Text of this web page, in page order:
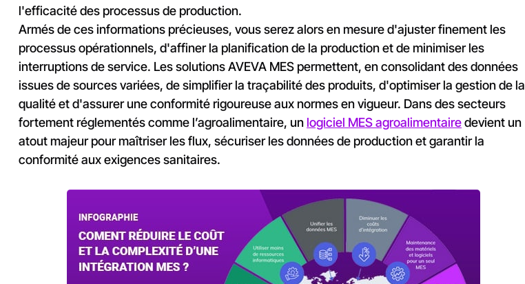
l'efficacité des processus de production.
Armés de ces informations précieuses, vous serez alors en mesure d'ajuster finement les
processus opérationnels, d'affiner la planification de la production et de minimiser les
interruptions de service. Les solutions AVEVA MES permettent, en consolidant des données
issues de sources variées, de simplifier la traçabilité des produits, d'optimiser la gestion de la
qualité et d'assurer une conformité rigoureuse aux normes en vigueur. Dans des secteurs
fortement réglementés comme l’agroalimentaire, un logiciel MES agroalimentairedevient un
atout majeur pour maîtriser les flux, sécuriser les données de production et garantir la
conformité aux exigences sanitaires.